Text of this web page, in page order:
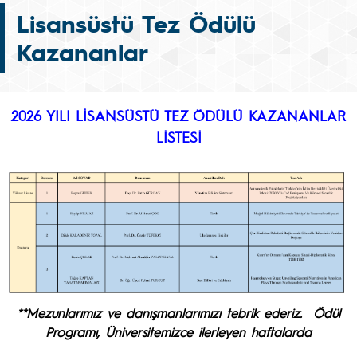
Lisansüstü Tez Ödülü
Kazananlar
2026 YILI LİSANSÜSTÜ TEZ ÖDÜLÜ KAZANANLAR
LİSTESİ
**Mezunlarımız ve danışmanlarımızı tebrik ederiz. Ödül
Programı, Üniversitemizce ilerleyen haftalarda